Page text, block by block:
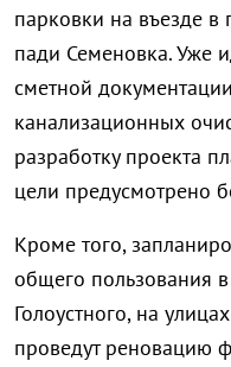
парковки на въезде
пади Семеновка. Уже
сметной
канализационных
разработку проекта
цели предусмотрено
Кроме того,
общего пользования
Голоустного, на
проведут реновацию